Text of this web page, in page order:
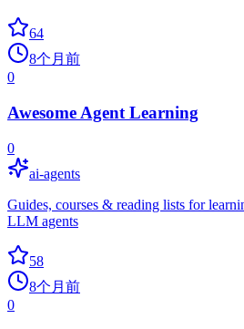
64
8个月前
0
Awesome Agent Learning
0
ai-agents
Guides, courses & reading lists for
LLM agents
58
8个月前
0